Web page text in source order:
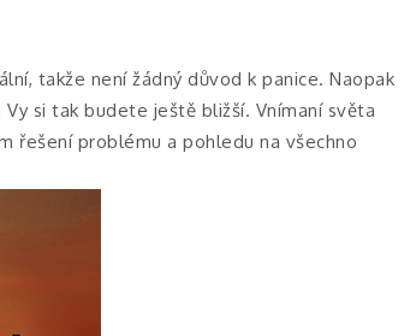
takže není žádný důvod k panice. Naopak
si tak budete ještě bližší. Vnímaní světa
řešení problému a pohledu na všechno